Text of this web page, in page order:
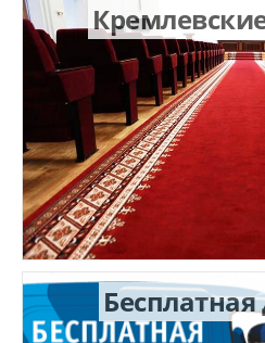
Бесплатная